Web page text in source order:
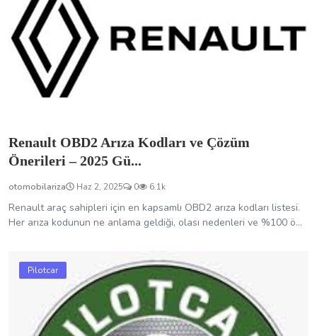
Renault OBD2 Arıza Kodları ve Çözüm
Önerileri – 2025 Gü...
otomobilariza Haz 2, 2025 0 6.1k
Renault araç sahipleri için en kapsamlı OBD2 arıza kodları listesi.
Her arıza kodunun ne anlama geldiği, olası nedenleri ve %100 ö...
Pilotcar